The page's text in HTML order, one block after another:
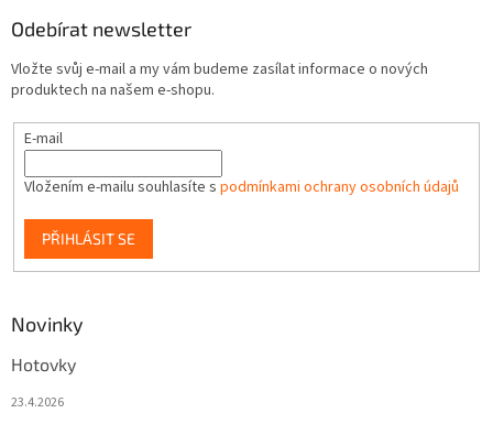
Odebírat newsletter
Vložte svůj e-mail a my vám budeme zasílat informace o nových
produktech na našem e-shopu.
E-mail
Vložením e-mailu souhlasíte s podmínkami ochrany osobních údajů
PŘIHLÁSIT SE
Novinky
Hotovky
23.4.2026